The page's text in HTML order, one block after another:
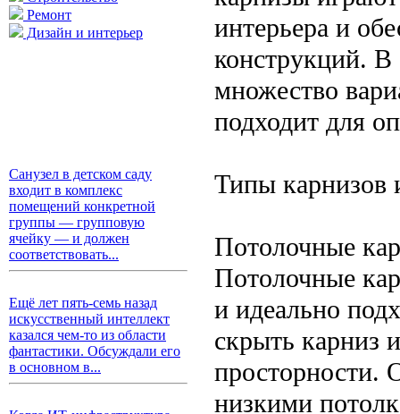
Ремонт
Дизайн и интерьер
Санузел в детском саду
входит в комплекс
помещений конкретной
группы — групповую
ячейку — и должен
соответствовать...
Ещё лет пять-семь назад
искусственный интеллект
казался чем-то из области
фантастики. Обсуждали его
в основном в...
интерьера и
конструкций. В
множество
подходит для
Типы карнизов
Потолочные
Потолочные
и идеально
скрыть карниз
просторности.
низкими